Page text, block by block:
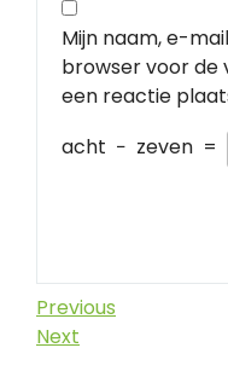
Mijn naam, e-
browser voor de
een reactie
acht − zeven =
Previous
Post
Previous
Next
Next